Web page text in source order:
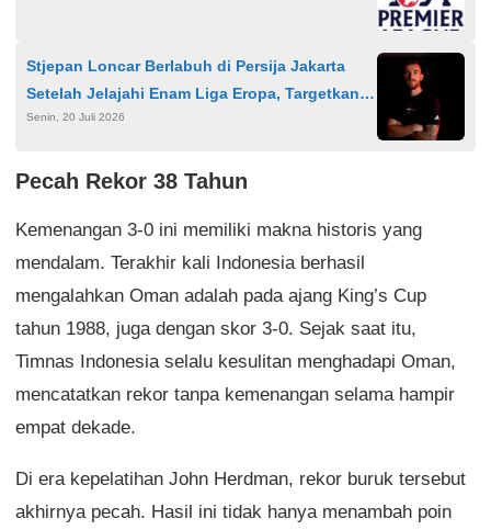
Stjepan Loncar Berlabuh di Persija Jakarta
Setelah Jelajahi Enam Liga Eropa, Targetkan
Juara
Senin, 20 Juli 2026
Pecah Rekor 38 Tahun
Kemenangan 3-0 ini memiliki makna historis yang
mendalam. Terakhir kali Indonesia berhasil
mengalahkan Oman adalah pada ajang King’s Cup
tahun 1988, juga dengan skor 3-0. Sejak saat itu,
Timnas Indonesia selalu kesulitan menghadapi Oman,
mencatatkan rekor tanpa kemenangan selama hampir
empat dekade.
Di era kepelatihan John Herdman, rekor buruk tersebut
akhirnya pecah. Hasil ini tidak hanya menambah poin